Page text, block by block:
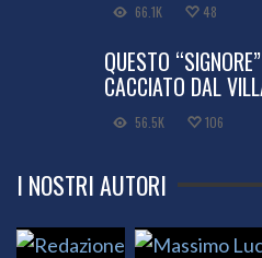
66.1K 48
QUESTO
CACCIATO DAL
56.5K 106
I NOSTRI AUTORI